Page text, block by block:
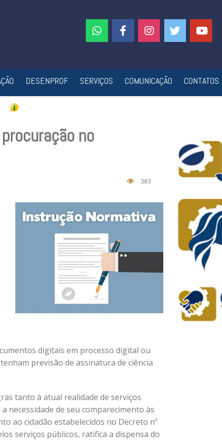
DESENPROF SERVIÇOS COMUNICAÇÃO CONTATOS
no
383
digitais em processo digital ou
previsão de assinatura de ciência
tanto à atual realidade de serviços
necessidade de seu comparecimento às
ao cidadão estabelecidos no Decreto nº
serviços públicos, ratifica a dispensa do